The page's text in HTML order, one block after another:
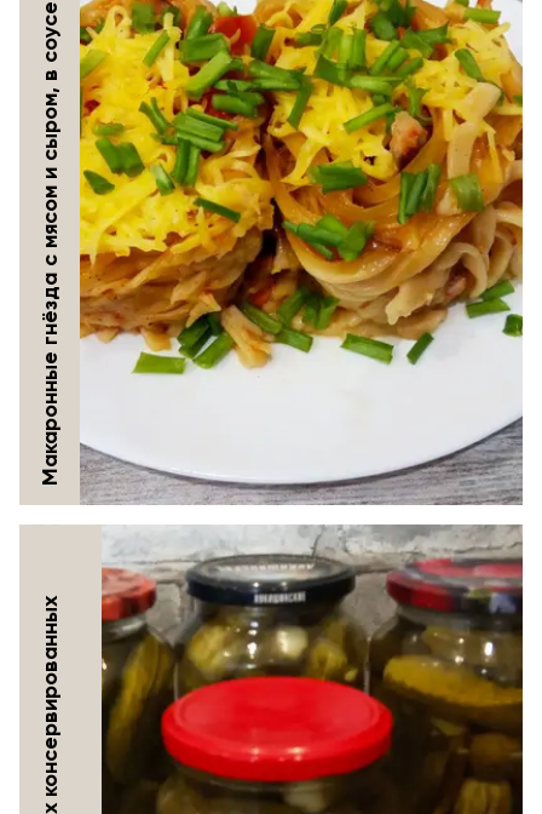
Макаронные гнёзда с мясом и сыром, в соусе